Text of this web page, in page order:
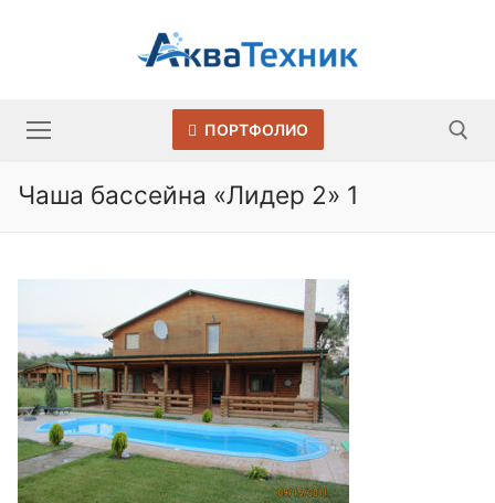
ПОРТФОЛИО
Чаша бассейна «Лидер 2» 1